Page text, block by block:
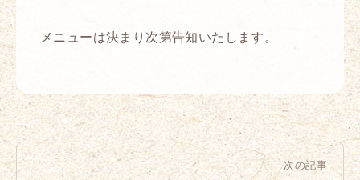
メニューは決まり次第告知いたします。
次の記事